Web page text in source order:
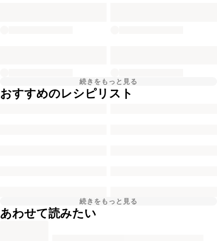
続きをもっと見る
おすすめのレシピリスト
続きをもっと見る
あわせて読みたい